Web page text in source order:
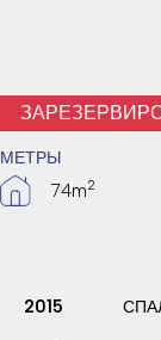
МЕТРЫ
74m2
2015